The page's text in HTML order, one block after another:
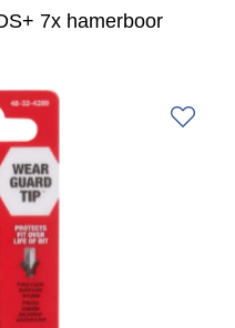
7x hamerboor